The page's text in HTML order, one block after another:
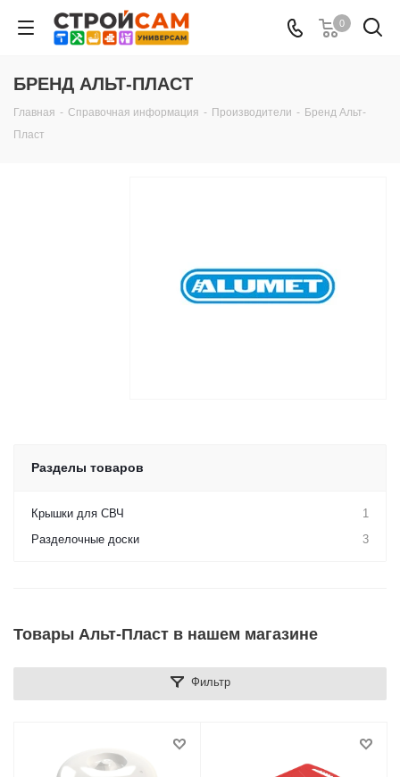
0
БРЕНД АЛЬТ-ПЛАСТ
Главная - Справочная информация - Производители - Бренд Альт-
Пласт
Разделы товаров
Крышки для СВЧ
1
Разделочные доски
3
Товары Альт-Пласт в нашем магазине
Фильтр